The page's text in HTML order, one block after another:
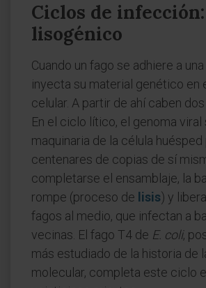
Ciclos de
lisogénico
Cuando un fago se adhiere a
inyecta su material genético en
celular. A partir de ahí caben
En el ciclo lítico, el genoma
maquinaria de la célula
centenares de copias de sí
completarse el ensamblaje, la
rompe (proceso de lisis) y
fagos al medio, que infectan a
vecinas. El fago T4 de E. coli,
más estudiado de la historia de
molecular, completa este ciclo